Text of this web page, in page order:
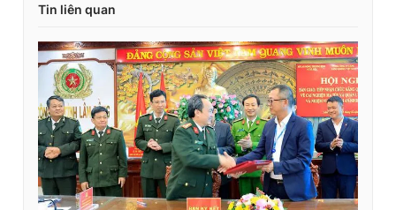
Tin liên quan